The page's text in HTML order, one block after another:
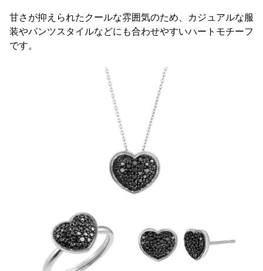
甘さが抑えられたクールな雰囲気のため、カジュアルな服
装やパンツスタイルなどにも合わせやすいハートモチーフ
です。